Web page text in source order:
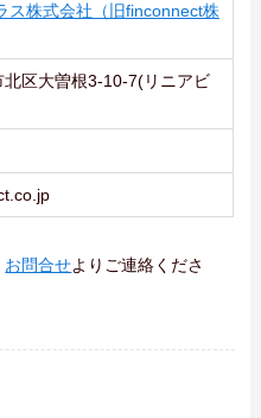
ス株式会社（旧finconnect株
区大曽根3-10-7(リニアビ
お問合せよりご連絡くださ